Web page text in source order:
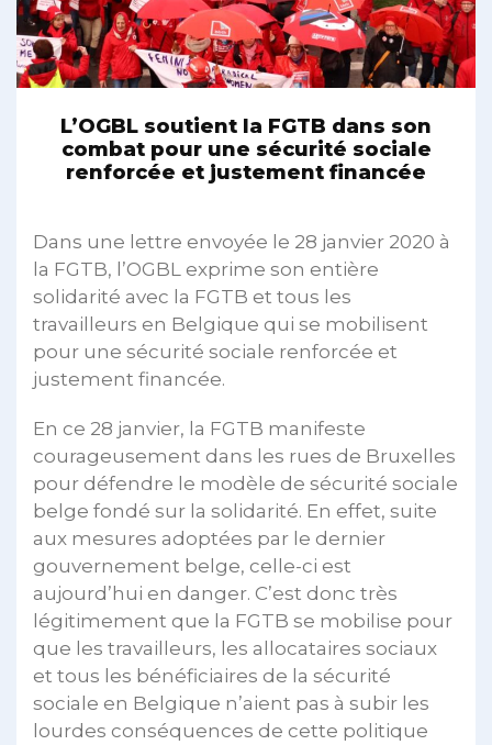
L’OGBL soutient la FGTB dans son
combat pour une sécurité sociale
renforcée et justement financée
Dans une lettre envoyée le 28 janvier 2020 à
la FGTB, l’OGBL exprime son entière
solidarité avec la FGTB et tous les
travailleurs en Belgique qui se mobilisent
pour une sécurité sociale renforcée et
justement financée.
En ce 28 janvier, la FGTB manifeste
courageusement dans les rues de Bruxelles
pour défendre le modèle de sécurité sociale
belge fondé sur la solidarité. En effet, suite
aux mesures adoptées par le dernier
gouvernement belge, celle-ci est
aujourd’hui en danger. C’est donc très
légitimement que la FGTB se mobilise pour
que les travailleurs, les allocataires sociaux
et tous les bénéficiaires de la sécurité
sociale en Belgique n’aient pas à subir les
lourdes conséquences de cette politique